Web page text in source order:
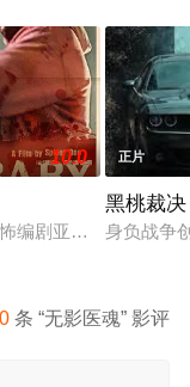
任命为央行行长的
10.0
编剧亚当·刘易斯正
正片
黑桃裁决
身负战争
0 条 “无影医魂” 影评